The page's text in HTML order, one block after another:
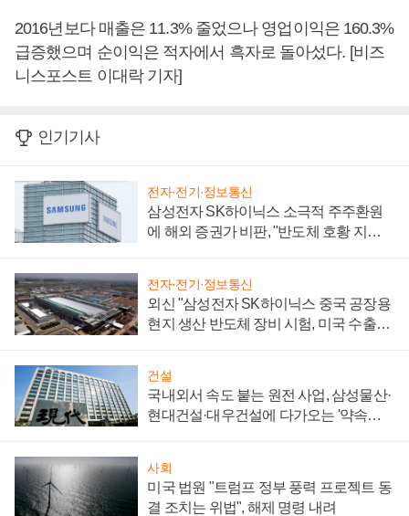
2016년보다 매출은 11.3% 줄었으나 영업이익은 160.3%
급증했으며 순이익은 적자에서 흑자로 돌아섰다. [비즈
니스포스트 이대락 기자]
인기기사
전자·전기·정보통신
삼성전자 SK하이닉스 소극적 주주환원
에 해외 증권가 비판, "반도체 호황 지속
전자·전기·정보통신
외신 "삼성전자 SK하이닉스 중국 공장용
현지 생산 반도체 장비 시험, 미국 수출통
건설
국내외서 속도 붙는 원전 사업, 삼성물산·
현대건설·대우건설에 다가오는 '약속의
사회
미국 법원 "트럼프 정부 풍력 프로젝트 동
결 조치는 위법", 해제 명령 내려